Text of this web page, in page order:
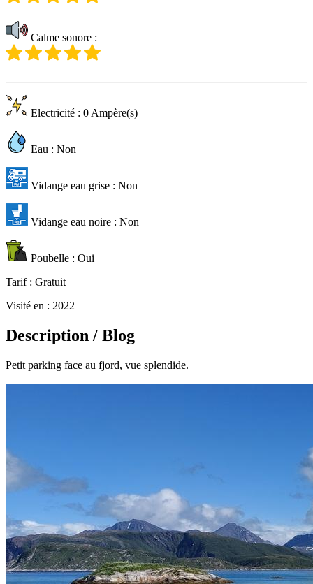
Calme sonore :
Electricité : 0 Ampère(s)
Eau : Non
Vidange eau grise : Non
Vidange eau noire : Non
Poubelle : Oui
Tarif: Gratuit
Visité en : 2022
Description / Blog
Petit parking face au fjord, vue splendide.